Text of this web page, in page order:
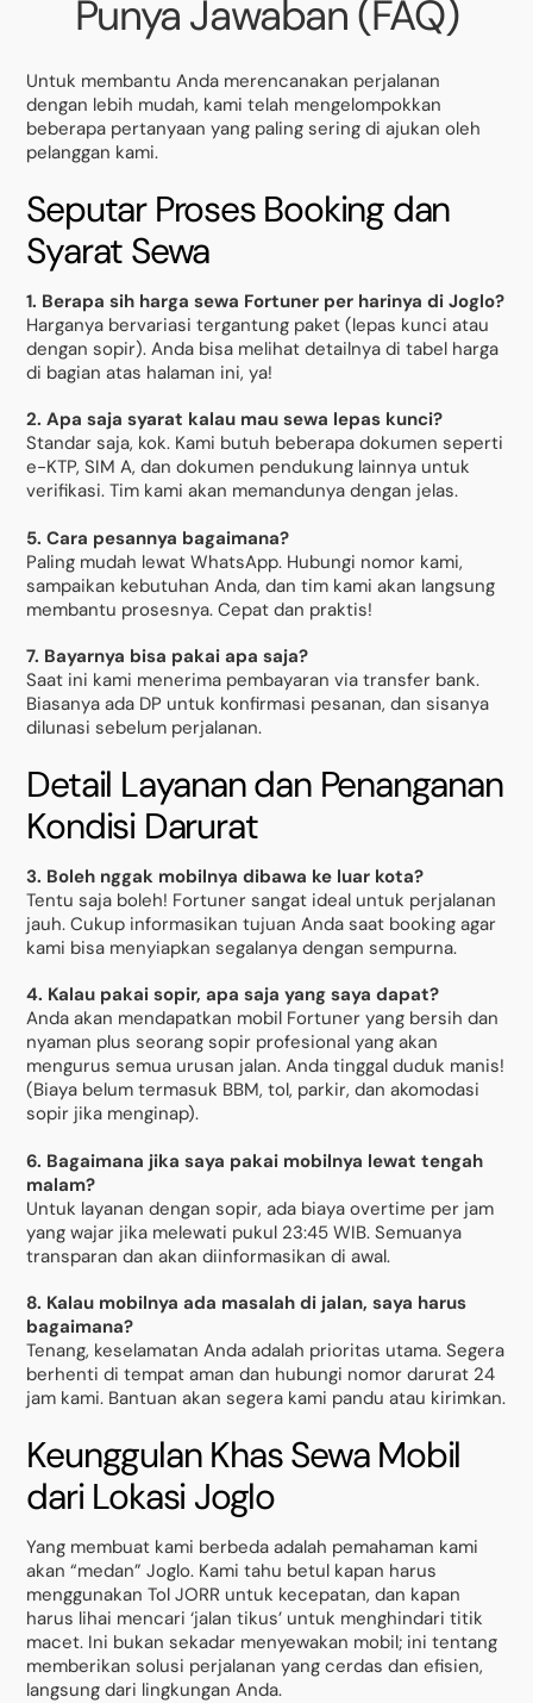
Punya Jawaban (FAQ)
Untuk membantu Anda merencanakan perjalanan
dengan lebih mudah, kami telah mengelompokkan
beberapa pertanyaan yang paling sering di ajukan oleh
pelanggan kami.
Seputar Proses Booking dan
Syarat Sewa
1. Berapa sih harga sewa Fortuner per harinya di Joglo?
Harganya bervariasi tergantung paket (lepas kunci atau
dengan sopir). Anda bisa melihat detailnya di tabel harga
di bagian atas halaman ini, ya!
2. Apa saja syarat kalau mau sewa lepas kunci?
Standar saja, kok. Kami butuh beberapa dokumen seperti
e-KTP, SIM A, dan dokumen pendukung lainnya untuk
verifikasi. Tim kami akan memandunya dengan jelas.
5. Cara pesannya bagaimana?
Paling mudah lewat WhatsApp. Hubungi nomor kami,
sampaikan kebutuhan Anda, dan tim kami akan langsung
membantu prosesnya. Cepat dan praktis!
7. Bayarnya bisa pakai apa saja?
Saat ini kami menerima pembayaran via transfer bank.
Biasanya ada DP untuk konfirmasi pesanan, dan sisanya
dilunasi sebelum perjalanan.
Detail Layanan dan Penanganan
Kondisi Darurat
3. Boleh nggak mobilnya dibawa ke luar kota?
Tentu saja boleh! Fortuner sangat ideal untuk perjalanan
jauh. Cukup informasikan tujuan Anda saat booking agar
kami bisa menyiapkan segalanya dengan sempurna.
4. Kalau pakai sopir, apa saja yang saya dapat?
Anda akan mendapatkan mobil Fortuner yang bersih dan
nyaman plus seorang sopir profesional yang akan
mengurus semua urusan jalan. Anda tinggal duduk manis!
(Biaya belum termasuk BBM, tol, parkir, dan akomodasi
sopir jika menginap).
6. Bagaimana jika saya pakai mobilnya lewat tengah
malam?
Untuk layanan dengan sopir, ada biaya overtime per jam
yang wajar jika melewati pukul 23:45 WIB. Semuanya
transparan dan akan diinformasikan di awal.
8. Kalau mobilnya ada masalah di jalan, saya harus
bagaimana?
Tenang, keselamatan Anda adalah prioritas utama. Segera
berhenti di tempat aman dan hubungi nomor darurat 24
jam kami. Bantuan akan segera kami pandu atau kirimkan.
Keunggulan Khas Sewa Mobil
dari Lokasi Joglo
Yang membuat kami berbeda adalah pemahaman kami
akan “medan” Joglo. Kami tahu betul kapan harus
menggunakan Tol JORR untuk kecepatan, dan kapan
harus lihai mencari ‘jalan tikus’ untuk menghindari titik
macet. Ini bukan sekadar menyewakan mobil; ini tentang
memberikan solusi perjalanan yang cerdas dan efisien,
langsung dari lingkungan Anda.